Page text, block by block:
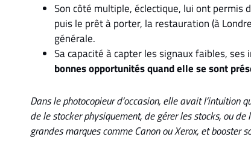
Son côté multiple, éclectique, lui ont permis
puis le prêt à porter, la restauration (à
générale.
Sa capacité à capter les signaux faibles,
bonnes opportunités quand elle se sont
Dans le photocopieur d’occasion, elle avait
de le stocker physiquement, de gérer les stocks, ou
grandes marques comme Canon ou Xerox, et booster